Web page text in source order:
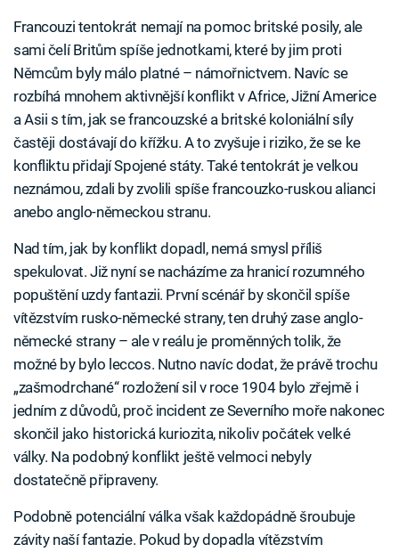
Francouzi tentokrát nemají na pomoc britské posily, ale
sami čelí Britům spíše jednotkami, které by jim proti
Němcům byly málo platné – námořnictvem. Navíc se
rozbíhá mnohem aktivnější konflikt v Africe, Jižní Americe
a Asii s tím, jak se francouzské a britské koloniální síly
častěji dostávají do křížku. A to zvyšuje i riziko, že se ke
konfliktu přidají Spojené státy. Také tentokrát je velkou
neznámou, zdali by zvolili spíše francouzko-ruskou alianci
anebo anglo-německou stranu.
Nad tím, jak by konflikt dopadl, nemá smysl příliš
spekulovat. Již nyní se nacházíme za hranicí rozumného
popuštění uzdy fantazii. První scénář by skončil spíše
vítězstvím rusko-německé strany, ten druhý zase anglo-
německé strany – ale v reálu je proměnných tolik, že
možné by bylo leccos. Nutno navíc dodat, že právě trochu
„zašmodrchané“ rozložení sil v roce 1904 bylo zřejmě i
jedním z důvodů, proč incident ze Severního moře nakonec
skončil jako historická kuriozita, nikoliv počátek velké
války. Na podobný konflikt ještě velmoci nebyly
dostatečně připraveny.
Podobně potenciální válka však každopádně šroubuje
závity naší fantazie. Pokud by dopadla vítězstvím